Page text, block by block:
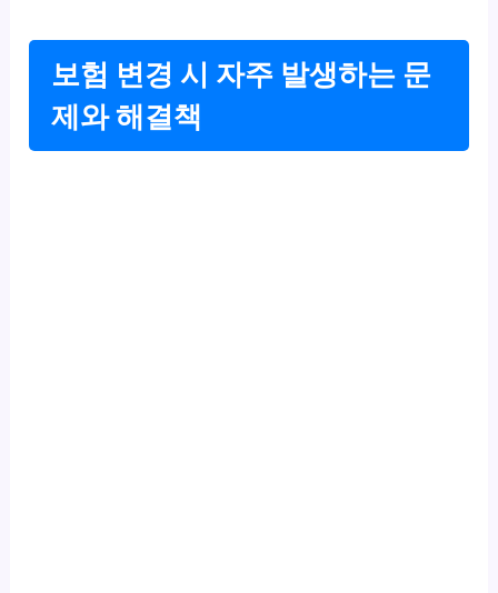
보험 변경 시 자주 발생하는 문
제와 해결책